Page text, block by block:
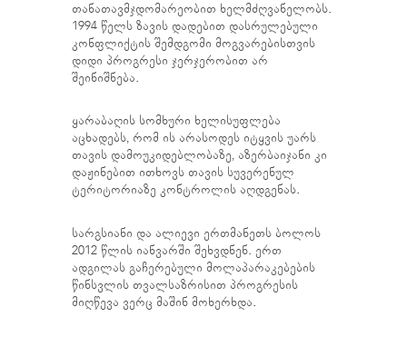
თანათავმჯდომარეობით ხელმძღვანელობს.
1994 წელს ზავის დადებით დასრულებული
კონფლიქტის შემდგომი მოგვარებისთვის
დიდი პროგრესი ჯერჯერობით არ
შეინიშნება.
ყარაბაღის სომხური ხელისუფლება
აცხადებს, რომ ის არასოდეს იტყვის უარს
თავის დამოუკიდებლობაზე, აზერბაიჯანი კი
დაჟინებით ითხოვს თავის სუვერენულ
ტერიტორიაზე კონტროლის აღდგენას.
სარგსიანი და ალიევი ერთმანეთს ბოლოს
2012 წლის იანვარში შეხვდნენ. ერთ
ადგილას გაჩერებული მოლაპარაკებების
წინსვლის თვალსაზრისით პროგრესის
მიღწევა ვერც მაშინ მოხერხდა.